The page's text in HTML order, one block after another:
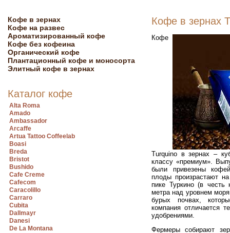
Кофе в зернах
Кофе на развес
Ароматизированный кофе
Кофе без кофеина
Органический кофе
Плантационный кофе и моносорта
Элитный кофе в зернах
Каталог кофе
Alta Roma
Amado
Ambassador
Arcaffe
Artua Tattoo Coffeelab
Boasi
Breda
Bristot
Bushido
Cafe Creme
Cafecom
Caracolillo
Carraro
Cubita
Dallmayr
Danesi
De La Montana
Кофе в зернах
Кофе
Turquino в зернах –
классу «премиум».
были привезены
плоды произрастают
пике Туркино (в честь
метра над уровнем
бурых почвах,
компания отличается
удобрениями.
Фермеры собирают